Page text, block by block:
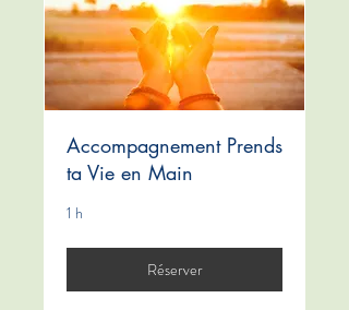
Accompagnement Prends
ta Vie en Main
1 h
Réserver